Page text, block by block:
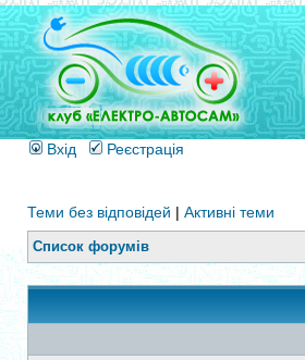
Вхід Реєстрація
Теми без відповідей | Активні теми
Список форумів